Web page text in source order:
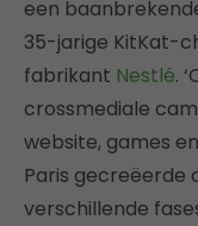
een
35-jarige KitKat-
fabrikant Nestlé.
crossmediale
website, games
Paris gecreëerde
verschillende